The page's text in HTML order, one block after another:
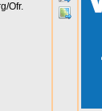
Ofr.